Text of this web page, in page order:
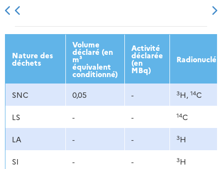
2013 2014 2015 2016
Nature des
déchets
Volume
déclaré (en
m³
équivalent
conditionné)
Activité
déclarée
(en
MBq)
SNC 0,05 - 3H, 14C
LS - - 14C
LA - - 3H
SI - - 3H